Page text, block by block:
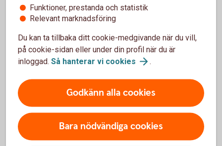
Var
försiktig
Följinteallauppmaningar.
Om någon ber dig identifiera dig med till exempel
Funktioner, prestanda och statistik
Relevant marknadsföring
Du kan ta tillbaka ditt cookie-medgivande när du vill,
på cookie-sidan eller under din profil när du är
inloggad. Så hanterar vi cookies .
Godkänn alla cookies
Bara nödvändiga cookies